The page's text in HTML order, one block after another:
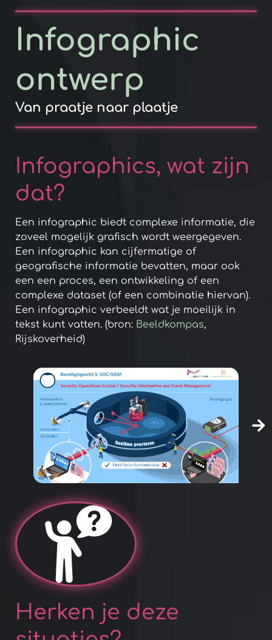
Infographic
ontwerp
Van praatje naar plaatje
Infographics, wat zijn
dat?
Een infographic biedt complexe informatie, die
zoveel mogelijk grafisch wordt weergegeven.
Een infographic kan cijfermatige of
geografische informatie bevatten, maar ook
een een proces, een ontwikkeling of een
complexe dataset (of een combinatie hiervan).
Een infographic verbeeldt wat je moeilijk in
tekst kunt vatten. (bron: Beeldkompas,
Rijskoverheid)
Herken je deze